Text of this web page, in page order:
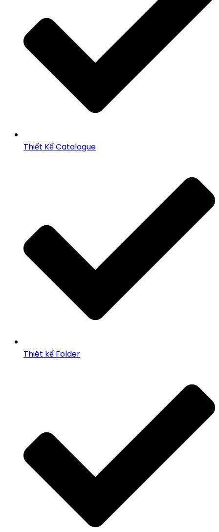
Thiết Kế Catalogue
Thiêt kế Folder